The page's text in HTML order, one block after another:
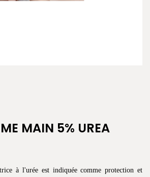
MAIN 5% UREA
à l'urée est indiquée comme protection et